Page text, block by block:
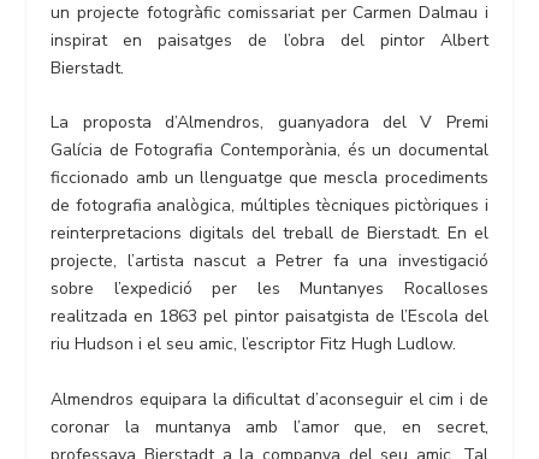
un projecte fotogràfic comissariat per Carmen Dalmau i
inspirat en paisatges de l’obra del pintor Albert
Bierstadt.
La proposta d’Almendros, guanyadora del V Premi
Galícia de Fotografia Contemporània, és un documental
ficcionado amb un llenguatge que mescla procediments
de fotografia analògica, múltiples tècniques pictòriques i
reinterpretacions digitals del treball de Bierstadt. En el
projecte, l’artista nascut a Petrer fa una investigació
sobre l’expedició per les Muntanyes Rocalloses
realitzada en 1863 pel pintor paisatgista de l’Escola del
riu Hudson i el seu amic, l’escriptor Fitz Hugh Ludlow.
Almendros equipara la dificultat d’aconseguir el cim i de
coronar la muntanya amb l’amor que, en secret,